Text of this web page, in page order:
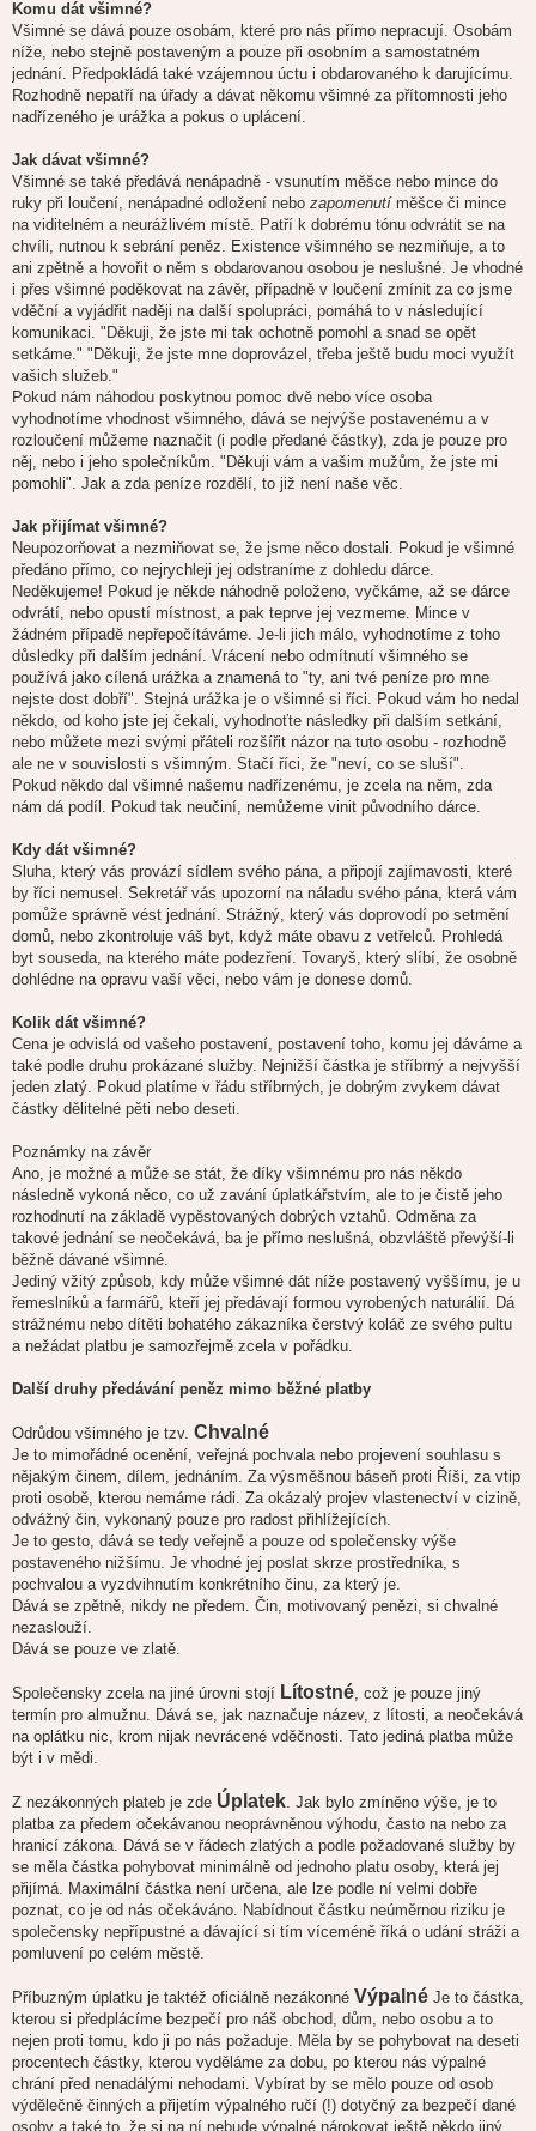
Komu dát všimné?
Všimné se dává pouze osobám, které pro nás přímo nepracují. Osobám
níže, nebo stejně postaveným a pouze při osobním a samostatném
jednání. Předpokládá také vzájemnou úctu i obdarovaného k darujícímu.
Rozhodně nepatří na úřady a dávat někomu všimné za přítomnosti jeho
nadřízeného je urážka a pokus o uplácení.
Jak dávat všimné?
Všimné se také předává nenápadně - vsunutím měšce nebo mince do
ruky při loučení, nenápadné odložení nebo zapomenutíměšce či mince
na viditelném a neurážlivém místě. Patří k dobrému tónu odvrátit se na
chvíli, nutnou k sebrání peněz. Existence všimného se nezmiňuje, a to
ani zpětně a hovořit o něm s obdarovanou osobou je neslušné. Je vhodné
i přes všimné poděkovat na závěr, případně v loučení zmínit za co jsme
vděční a vyjádřit naději na další spolupráci, pomáhá to v následující
komunikaci. "Děkuji, že jste mi tak ochotně pomohl a snad se opět
setkáme." "Děkuji, že jste mne doprovázel, třeba ještě budu moci využít
vašich služeb."
Pokud nám náhodou poskytnou pomoc dvě nebo více osoba
vyhodnotíme vhodnost všimného, dává se nejvýše postavenému a v
rozloučení můžeme naznačit (i podle předané částky), zda je pouze pro
něj, nebo i jeho společníkům. "Děkuji vám a vašim mužům, že jste mi
pomohli". Jak a zda peníze rozdělí, to již není naše věc.
Jak přijímat všimné?
Neupozorňovat a nezmiňovat se, že jsme něco dostali. Pokud je všimné
předáno přímo, co nejrychleji jej odstraníme z dohledu dárce.
Neděkujeme! Pokud je někde náhodně položeno, vyčkáme, až se dárce
odvrátí, nebo opustí místnost, a pak teprve jej vezmeme. Mince v
žádném případě nepřepočítáváme. Je-li jich málo, vyhodnotíme z toho
důsledky při dalším jednání. Vrácení nebo odmítnutí všimného se
používá jako cílená urážka a znamená to "ty, ani tvé peníze pro mne
nejste dost dobří". Stejná urážka je o všimné si říci. Pokud vám ho nedal
někdo, od koho jste jej čekali, vyhodnoťte následky při dalším setkání,
nebo můžete mezi svými přáteli rozšířit názor na tuto osobu - rozhodně
ale ne v souvislosti s všimným. Stačí říci, že "neví, co se sluší".
Pokud někdo dal všimné našemu nadřízenému, je zcela na něm, zda
nám dá podíl. Pokud tak neučiní, nemůžeme vinit původního dárce.
Kdy dát všimné?
Sluha, který vás provází sídlem svého pána, a připojí zajímavosti, které
by říci nemusel. Sekretář vás upozorní na náladu svého pána, která vám
pomůže správně vést jednání. Strážný, který vás doprovodí po setmění
domů, nebo zkontroluje váš byt, když máte obavu z vetřelců. Prohledá
byt souseda, na kterého máte podezření. Tovaryš, který slíbí, že osobně
dohlédne na opravu vaší věci, nebo vám je donese domů.
Kolik dát všimné?
Cena je odvislá od vašeho postavení, postavení toho, komu jej dáváme a
také podle druhu prokázané služby. Nejnižší částka je stříbrný a nejvyšší
jeden zlatý. Pokud platíme v řádu stříbrných, je dobrým zvykem dávat
částky dělitelné pěti nebo deseti.
Poznámky na závěr
Ano, je možné a může se stát, že díky všimnému pro nás někdo
následně vykoná něco, co už zavání úplatkářstvím, ale to je čistě jeho
rozhodnutí na základě vypěstovaných dobrých vztahů. Odměna za
takové jednání se neočekává, ba je přímo neslušná, obzvláště převýší-li
běžně dávané všimné.
Jediný vžitý způsob, kdy může všimné dát níže postavený vyššímu, je u
řemeslníků a farmářů, kteří jej předávají formou vyrobených naturálií. Dá
strážnému nebo dítěti bohatého zákazníka čerstvý koláč ze svého pultu
a nežádat platbu je samozřejmě zcela v pořádku.
Další druhy předávání peněz mimo běžné platby
Odrůdou všimného je tzv. Chvalné
Je to mimořádné ocenění, veřejná pochvala nebo projevení souhlasu s
nějakým činem, dílem, jednáním. Za výsměšnou báseň proti Říši, za vtip
proti osobě, kterou nemáme rádi. Za okázalý projev vlastenectví v cizině,
odvážný čin, vykonaný pouze pro radost přihlížejících.
Je to gesto, dává se tedy veřejně a pouze od společensky výše
postaveného nižšímu. Je vhodné jej poslat skrze prostředníka, s
pochvalou a vyzdvihnutím konkrétního činu, za který je.
Dává se zpětně, nikdy ne předem. Čin, motivovaný penězi, si chvalné
nezaslouží.
Dává se pouze ve zlatě.
Společensky zcela na jiné úrovni stojí Lítostné, což je pouze jiný
termín pro almužnu. Dává se, jak naznačuje název, z lítosti, a neočekává
na oplátku nic, krom nijak nevrácené vděčnosti. Tato jediná platba může
být i v mědi.
Z nezákonných plateb je zde Úplatek. Jak bylo zmíněno výše, je to
platba za předem očekávanou neoprávněnou výhodu, často na nebo za
hranicí zákona. Dává se v řádech zlatých a podle požadované služby by
se měla částka pohybovat minimálně od jednoho platu osoby, která jej
přijímá. Maximální částka není určena, ale lze podle ní velmi dobře
poznat, co je od nás očekáváno. Nabídnout částku neúměrnou riziku je
společensky nepřípustné a dávající si tím víceméně říká o udání stráži a
pomluvení po celém městě.
Příbuzným úplatku je taktéž oficiálně nezákonné Výpalné Je to částka,
kterou si předplácíme bezpečí pro náš obchod, dům, nebo osobu a to
nejen proti tomu, kdo ji po nás požaduje. Měla by se pohybovat na deseti
procentech částky, kterou vyděláme za dobu, po kterou nás výpalné
chrání před nenadálými nehodami. Vybírat by se mělo pouze od osob
výdělečně činných a přijetím výpalného ručí (!) dotyčný za bezpečí dané
osoby a také to, že si na ní nebude výpalné nárokovat ještě někdo jiný.